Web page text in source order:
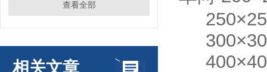
查看全部
相关文章